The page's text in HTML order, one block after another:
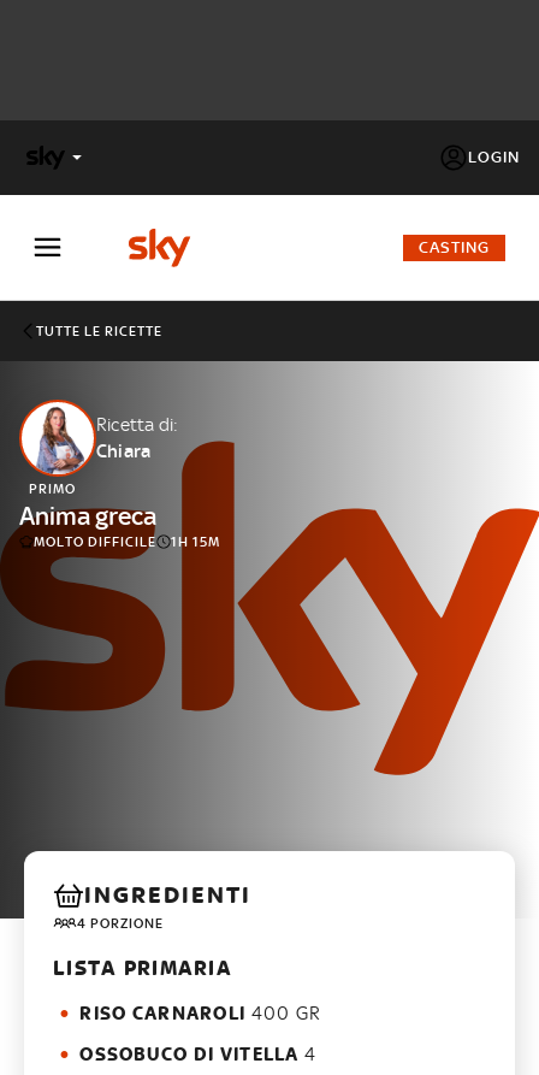
LOGIN
FACTOR
Cos’altro vedere:
PROGRAMMI SKY
Un mondo di offerte:
SKY.IT
NOW
CASTING
TUTTE LE RICETTE
Ricetta di:
Chiara
PRIMO
Anima greca
MOLTO DIFFICILE 1H 15M
INGREDIENTI
4 PORZIONE
LISTA PRIMARIA
RISO CARNAROLI 400 GR
OSSOBUCO DI VITELLA 4